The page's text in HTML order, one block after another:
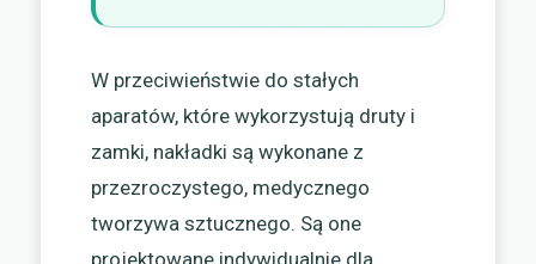
W przeciwieństwie do stałych
aparatów, które wykorzystują druty i
zamki, nakładki są wykonane z
przezroczystego, medycznego
tworzywa sztucznego. Są one
projektowane indywidualnie dla